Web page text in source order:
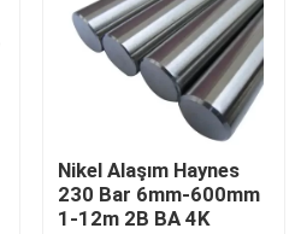
Nikel Alaşım Haynes
230 Bar 6mm-600mm
1-12m 2B BA 4K